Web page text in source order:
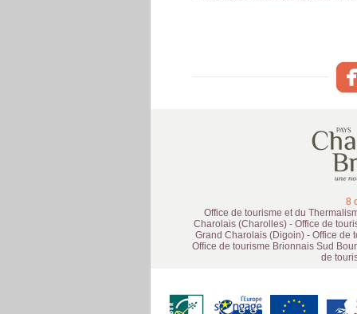
8
Office de tourisme et du
Charolais (Charolles) - Office de
Grand Charolais (Digoin) - Office de
Office de tourisme Brionnais Sud
de